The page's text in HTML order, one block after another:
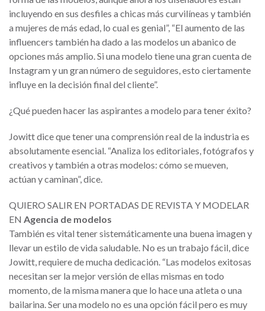
incluyendo en sus desfiles a chicas más curvilíneas y también
a mujeres de más edad, lo cual es genial”, “El aumento de las
influencers también ha dado a las modelos un abanico de
opciones más amplio. Si una modelo tiene una gran cuenta de
Instagram y un gran número de seguidores, esto ciertamente
influye en la decisión final del cliente”.
¿Qué pueden hacer las aspirantes a modelo para tener éxito?
Jowitt dice que tener una comprensión real de la industria es
absolutamente esencial. “Analiza los editoriales, fotógrafos y
creativos y también a otras modelos: cómo se mueven,
actúan y caminan”, dice.
QUIERO SALIR EN PORTADAS DE REVISTA Y MODELAR
EN Agencia de modelos
También es vital tener sistemáticamente una buena imagen y
llevar un estilo de vida saludable. No es un trabajo fácil, dice
Jowitt, requiere de mucha dedicación. “Las modelos exitosas
necesitan ser la mejor versión de ellas mismas en todo
momento, de la misma manera que lo hace una atleta o una
bailarina. Ser una modelo no es una opción fácil pero es muy